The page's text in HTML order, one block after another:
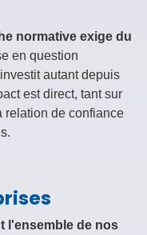
normative exige du
en question
autant depuis
est direct, tant sur
relation de confiance
l'ensemble de nos